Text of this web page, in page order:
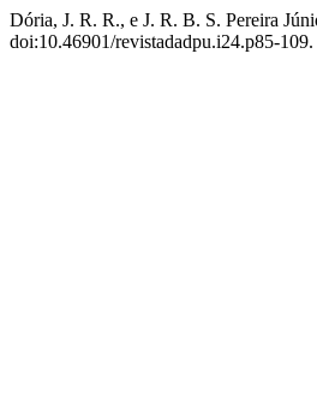
Dória, J. R. R., e J. R. B. S. Pereira
doi:10.46901/revistadadpu.i24.p85-109.